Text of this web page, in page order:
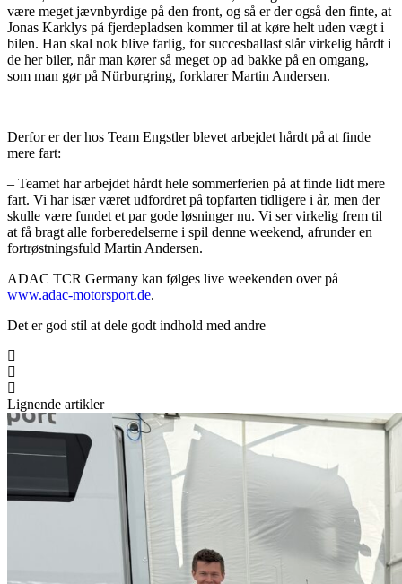
være meget jævnbyrdige på den front, og så er der også den finte, at
Jonas Karklys på fjerdepladsen kommer til at køre helt uden vægt i
bilen. Han skal nok blive farlig, for succesballast slår virkelig hårdt i
de her biler, når man kører så meget op ad bakke på en omgang,
som man gør på Nürburgring, forklarer Martin Andersen.
Derfor er der hos Team Engstler blevet arbejdet hårdt på at finde
mere fart:
– Teamet har arbejdet hårdt hele sommerferien på at finde lidt mere
fart. Vi har især været udfordret på topfarten tidligere i år, men der
skulle være fundet et par gode løsninger nu. Vi ser virkelig frem til
at få bragt alle forberedelserne i spil denne weekend, afrunder en
fortrøstningsfuld Martin Andersen.
ADAC TCR Germany kan følges live weekenden over på
www.adac-motorsport.de.
Det er god stil at dele godt indhold med andre
Lignende artikler